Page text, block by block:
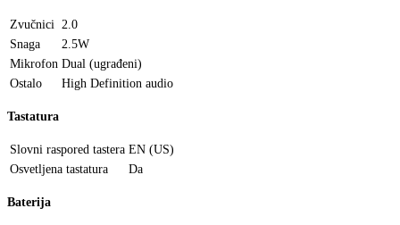
Zvučnici
2.0
Snaga
2.5W
Mikrofon Dual (ugrađeni)
Ostalo
High Definition audio
Tastatura
Slovni raspored tastera EN (US)
Osvetljena tastatura
Da
Baterija